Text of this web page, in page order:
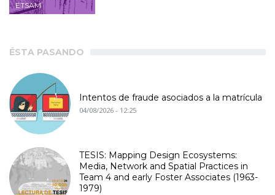
ETSAM
ÉSTA PASANDO
Intentos de fraude asociados a la matrícula
04/08/2026 - 12:25
TESIS: Mapping Design Ecosystems:
Media, Network and Spatial Practices in
Team 4 and early Foster Associates (1963-
1979)